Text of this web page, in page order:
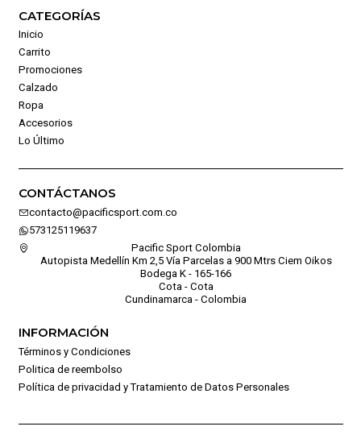
CATEGORÍAS
Inicio
Carrito
Promociones
Calzado
Ropa
Accesorios
Lo Último
CONTÁCTANOS
contacto@pacificsport.com.co
573125119637
Pacific Sport Colombia
Autopista Medellín Km 2,5 Vía Parcelas a 900 Mtrs Ciem Oikos
Bodega K - 165-166
Cota - Cota
Cundinamarca - Colombia
INFORMACIÓN
Términos y Condiciones
Politica de reembolso
Política de privacidad y Tratamiento de Datos Personales